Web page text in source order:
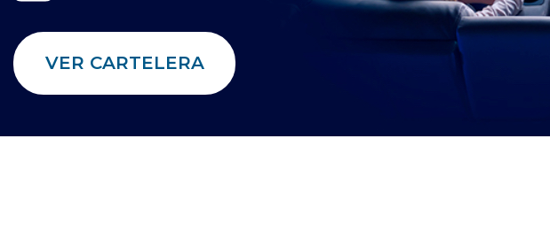
VER CARTELERA